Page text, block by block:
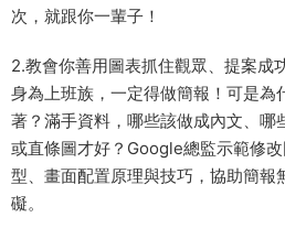
次，就跟你一輩子！
2.教會你善用圖表抓住觀眾、提案成
身為上班族，一定得做簡報！可是為
著？滿手資料，哪些該做成內文、哪
或直條圖才好？Google總監示範修
型、畫面配置原理與技巧，協助簡報
礙。